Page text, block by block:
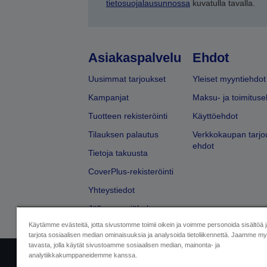
tietosuojalausunnossa kuvatulla tavalla.
Asiakaspalvelu
Uusimmat tarjoukset
Kampanjat
Tuotteen rekisteröinti
Tilauksen palautus
Tietoja takuusta
CoverPlus-rekisteröinti
Yhteystiedot
Jälleenmyyjähaku
Ehdot
Yleiset myyntiehdot
Maksu- ja
Käyttöehdot
Verkkokaupan
ehdot
Yritystiedot
Käytämme evästeitä, jotta sivustomme toimii oikein ja voimme personoida sisältöä
tarjota sosiaalisen median ominaisuuksia ja analysoida tietoliikennettä. Jaamme
tavasta, jolla käytät sivustoamme sosiaalisen median, mainonta- ja
analytiikkakumppaneidemme kanssa.